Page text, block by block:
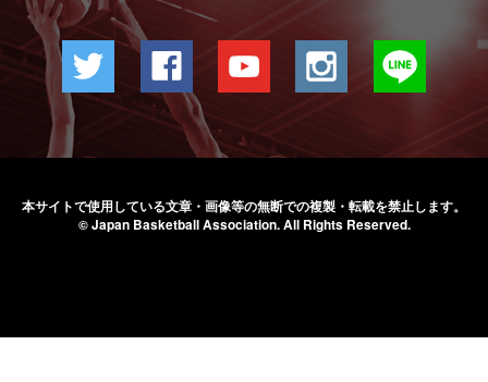
本サイトで使用している文章・画像等の無断での複製・転載を禁止します。
© Japan Basketball Association.All Rights Reserved.